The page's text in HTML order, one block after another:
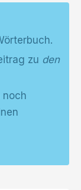
zu den
noch